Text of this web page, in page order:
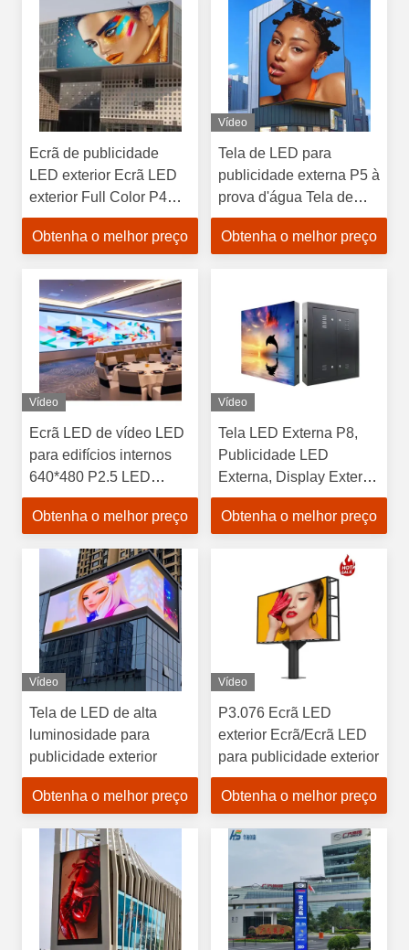
Ecrã de publicidade
LED exterior Ecrã LED
exterior Full Color P4
Ecrã LED exterior
Obtenha o melhor preço
Vídeo
Tela de LED para
publicidade externa P5 à
prova d'água Tela de
LED Sinalização
Outdoor Outdoor
Obtenha o melhor preço
Vídeo
Ecrã LED de vídeo LED
para edifícios internos
640*480 P2.5 LED
Display Office LED Wall
Obtenha o melhor preço
Vídeo
Tela LED Externa P8,
Publicidade LED
Externa, Display Externo
para Publicidade, Tela
LED
Obtenha o melhor preço
Vídeo
Tela de LED de alta
luminosidade para
publicidade exterior
Obtenha o melhor preço
Vídeo
P3.076 Ecrã LED
exterior Ecrã/Ecrã LED
para publicidade exterior
Obtenha o melhor preço